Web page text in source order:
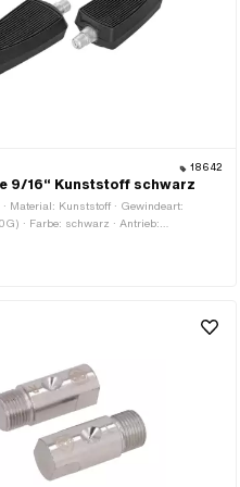
18642
9/16“ Kunststoff schwarz
Material: Kunststoff · Gewindeart:
· Farbe: schwarz · Antrieb: